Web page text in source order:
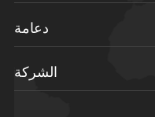
دعامة
الشركة